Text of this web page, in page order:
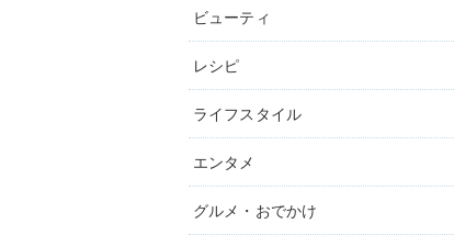
ビューティ
レシピ
ライフスタイル
エンタメ
グルメ・おでかけ